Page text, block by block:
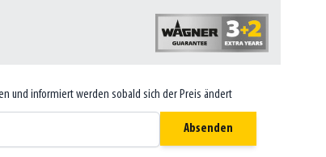
und informiert werden sobald sich der Preis ändert
Absenden